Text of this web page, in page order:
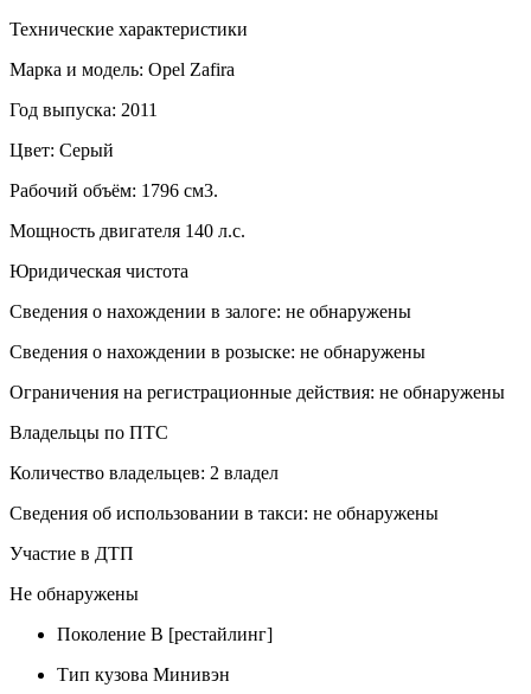
Технические характеристики
Марка и модель: Opel Zafira
Год выпуска: 2011
Цвет: Серый
Рабочий объём: 1796 см3.
Мощность двигателя 140 л.с.
Юридическая чистота
Сведения о нахождении в залоге: не обнаружены
Сведения о нахождении в розыске: не обнаружены
Ограничения на регистрационные действия: не обнаружены
Владельцы по ПТС
Количество владельцев: 2 владел
Сведения об использовании в такси: не обнаружены
Участие в ДТП
Не обнаружены
Поколение B [рестайлинг]
Тип кузова Минивэн